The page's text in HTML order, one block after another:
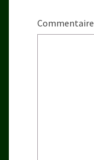
Commentaire